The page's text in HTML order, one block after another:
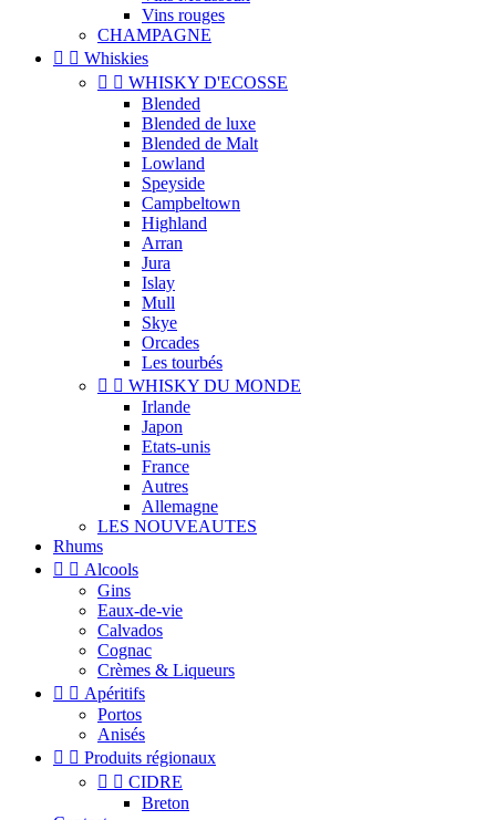
Vins rouges
CHAMPAGNE
  Whiskies
  WHISKY D'ECOSSE
Blended
Blended de luxe
Blended de Malt
Lowland
Speyside
Campbeltown
Highland
Arran
Jura
Islay
Mull
Skye
Orcades
Les tourbés
  WHISKY DU MONDE
Irlande
Japon
Etats-unis
France
Autres
Allemagne
LES NOUVEAUTES
Rhums
  Alcools
Gins
Eaux-de-vie
Calvados
Cognac
Crèmes & Liqueurs
  Apéritifs
Portos
Anisés
  Produits régionaux
  CIDRE
Breton